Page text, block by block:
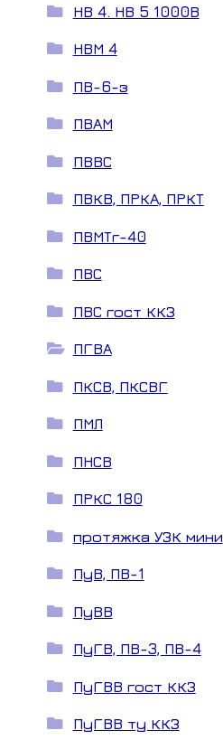
НВ 4. НВ 5 1000В
НВМ 4
ПВ-6-з
ПВАМ
ПВВС
ПВКВ, ПРКА, ПРКТ
ПВМТг-40
ПВС
ПВС гост ККЗ
ПГВА
ПКСВ, ПКСВГ
ПМЛ
ПНСВ
ПРКС 180
протяжка УЗК мини
ПуВ, ПВ-1
ПуВВ
ПуГВ, ПВ-3, ПВ-4
ПуГВВ гост ККЗ
ПуГВВ ту ККЗ